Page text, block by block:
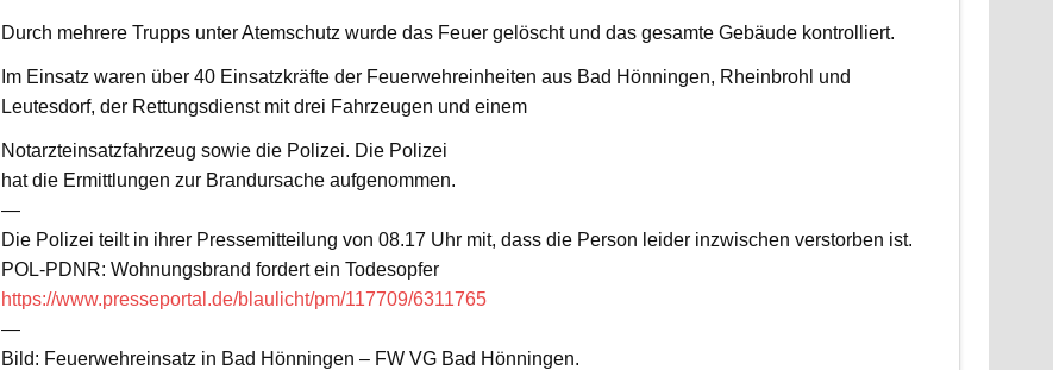
Durch mehrere Trupps unter Atemschutz wurde das Feuer gelöscht und das gesamte Gebäude kontrolliert.
Im Einsatz waren über 40 Einsatzkräfte der Feuerwehreinheiten aus Bad Hönningen, Rheinbrohl und
Leutesdorf, der Rettungsdienst mit drei Fahrzeugen und einem
Notarzteinsatzfahrzeug sowie die Polizei. Die Polizei
hat die Ermittlungen zur Brandursache aufgenommen.
—
Die Polizei teilt in ihrer Pressemitteilung von 08.17 Uhr mit, dass die Person leider inzwischen verstorben ist.
POL-PDNR: Wohnungsbrand fordert ein Todesopfer
https://www.presseportal.de/blaulicht/pm/117709/6311765
—
Bild: Feuerwehreinsatz in Bad Hönningen – FW VG Bad Hönningen.